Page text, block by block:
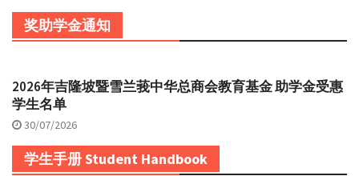
奖助学金通知
2026年吉隆坡暨雪兰莪中华总商会教育基金 助学金受惠
学生名单
30/07/2026
学生手册 Student Handbook